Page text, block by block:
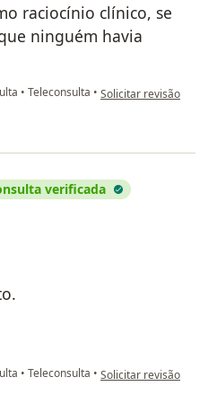
raciocínio clínico, se
ninguém havia
• Teleconsulta • na opinião do
Solicitar revisão
verificada
• Teleconsulta • na opinião do
Solicitar revisão